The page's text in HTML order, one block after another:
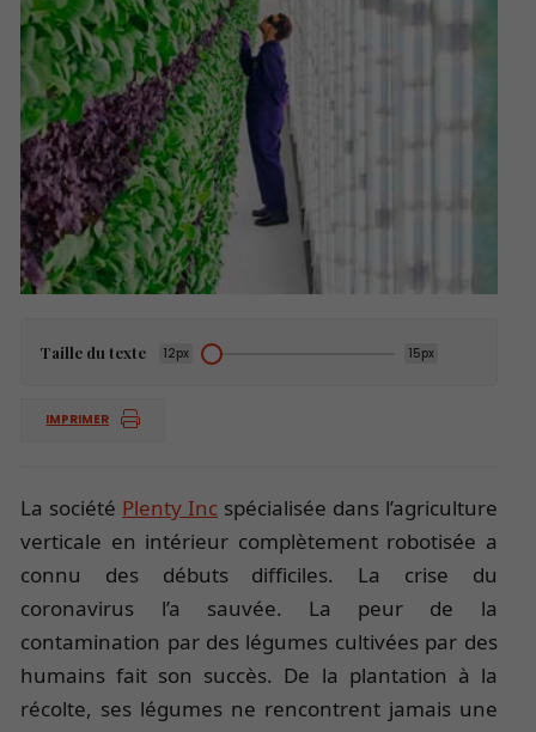
Taille du texte 12px 15px
IMPRIMER
La société Plenty Inc spécialisée dans l’agriculture
verticale en intérieur complètement robotisée a
connu des débuts difficiles. La crise du
coronavirus l’a sauvée. La peur de la
contamination par des légumes cultivées par des
humains fait son succès. De la plantation à la
récolte, ses légumes ne rencontrent jamais une